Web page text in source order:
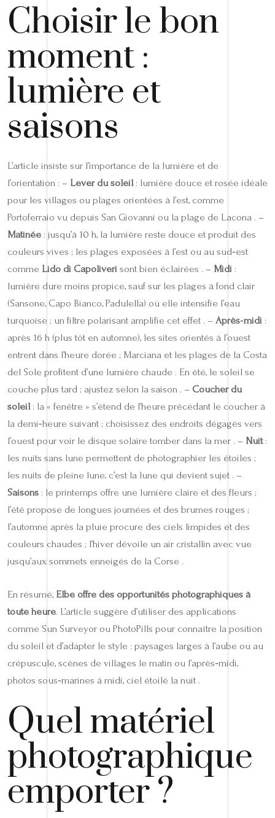
Choisir le bon
moment :
lumière et
saisons
L’article insiste sur l’importance de la lumière et de
l’orientation : – Lever du soleil: lumière douce et rosée idéale
pour les villages ou plages orientées à l’est, comme
Portoferraio vu depuis San Giovanni ou la plage de Lacona . –
Matinée : jusqu’à 10 h, la lumière reste douce et produit des
couleurs vives ; les plages exposées à l’est ou au sud‑est
comme Lido di Capoliveri sont bien éclairées . – Midi :
lumière dure moins propice, sauf sur les plages à fond clair
(Sansone, Capo Bianco, Padulella) où elle intensifie l’eau
turquoise ; un filtre polarisant amplifie cet effet . – Après‑midi :
après 16 h (plus tôt en automne), les sites orientés à l’ouest
entrent dans l’heure dorée ; Marciana et les plages de la Costa
del Sole profitent d’une lumière chaude . En été, le soleil se
couche plus tard ; ajustez selon la saison . – Coucher du
soleil: la « fenêtre » s’étend de l’heure précédant le coucher à
la demi‑heure suivant ; choisissez des endroits dégagés vers
l’ouest pour voir le disque solaire tomber dans la mer . – Nuit:
les nuits sans lune permettent de photographier les étoiles ;
les nuits de pleine lune, c’est la lune qui devient sujet . –
Saisons : le printemps offre une lumière claire et des fleurs ;
l’été propose de longues journées et des brumes rouges ;
l’automne après la pluie procure des ciels limpides et des
couleurs chaudes ; l’hiver dévoile un air cristallin avec vue
jusqu’aux sommets enneigés de la Corse .
En résumé, Elbe offre des opportunités photographiques à
toute heure. L’article suggère d’utiliser des applications
comme Sun Surveyor ou PhotoPills pour connaître la position
du soleil et d’adapter le style : paysages larges à l’aube ou au
crépuscule, scènes de villages le matin ou l’après‑midi,
photos sous‑marines à midi, ciel étoilé la nuit .
Quel matériel
photographique
emporter ?